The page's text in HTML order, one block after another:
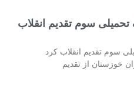
در جنگ تحمیلی سوم تقدیم انقلاب
تحمیلی سوم تقدیم انقلاب کرد
خوزستان از تقدیم